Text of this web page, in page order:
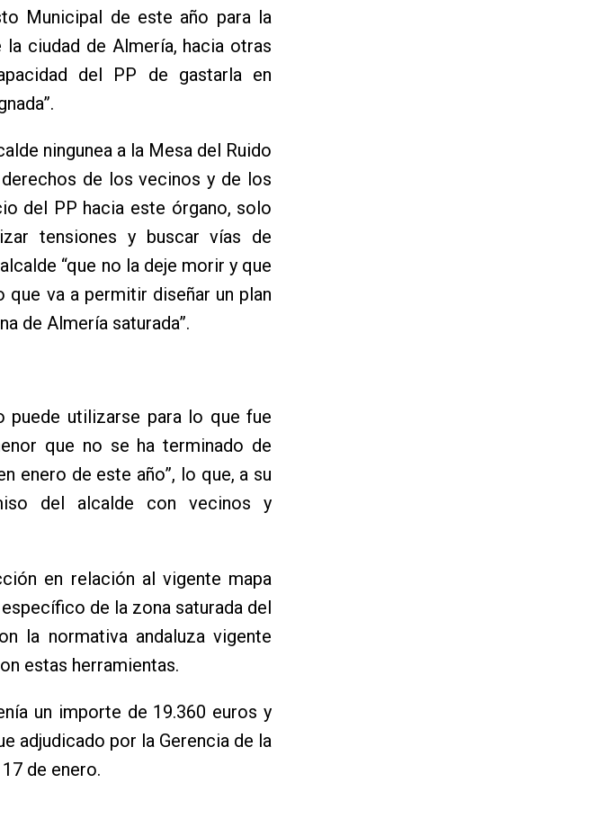
Municipal de este año para la
ciudad de Almería, hacia otras
del PP de gastarla en
ningunea a la Mesa del Ruido
de los vecinos y de los
del PP hacia este órgano, solo
tensiones y buscar vías de
“que no la deje morir y que
va a permitir diseñar un plan
de Almería saturada”.
puede utilizarse para lo que fue
que no se ha terminado de
enero de este año”, lo que, a su
del alcalde con vecinos y
en relación al vigente mapa
de la zona saturada del
la normativa andaluza vigente
estas herramientas.
un importe de 19.360 euros y
adjudicado por la Gerencia de la
de enero.